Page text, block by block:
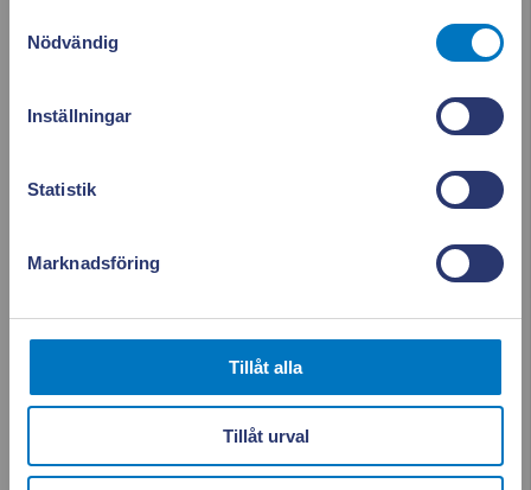
Nödvändig
Inställningar
Statistik
Marknadsföring
Tillåt alla
Tillåt urval
När finns fakturan i appen?
full koll på elen
Se vad som drar el i realtid. Använd elen smartare och
sänk dina kostnader.
Läs mer & ladda ner appen!